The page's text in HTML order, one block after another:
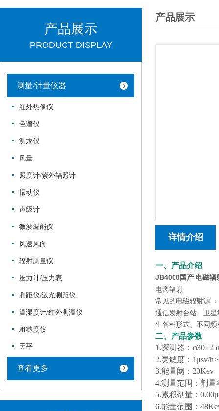
产品展示
PRODUCT DISPLAY
测量/计量仪器
红外热像仪
色谱仪
测汞仪
风量
照度计/紫外辐照计
振动仪
声级计
微波漏能仪
风速风向
辐射测量仪
压力计/压力表
测距仪/激光测距仪
温湿度计/红外测温仪
粗糙度仪
天平
查看更多
产品展示
详情介绍
一、产品介绍
JB4000国产 电磁辐
电离辐射
常见的电磁辐射源
通信发射台站、卫
生各种形式、不同
二、产品参数
1.探测器：
2.灵敏度：1μsv/
3.能量阈：20Kev
4.测量范围：剂量
5.累积剂量：
6.能量范围：